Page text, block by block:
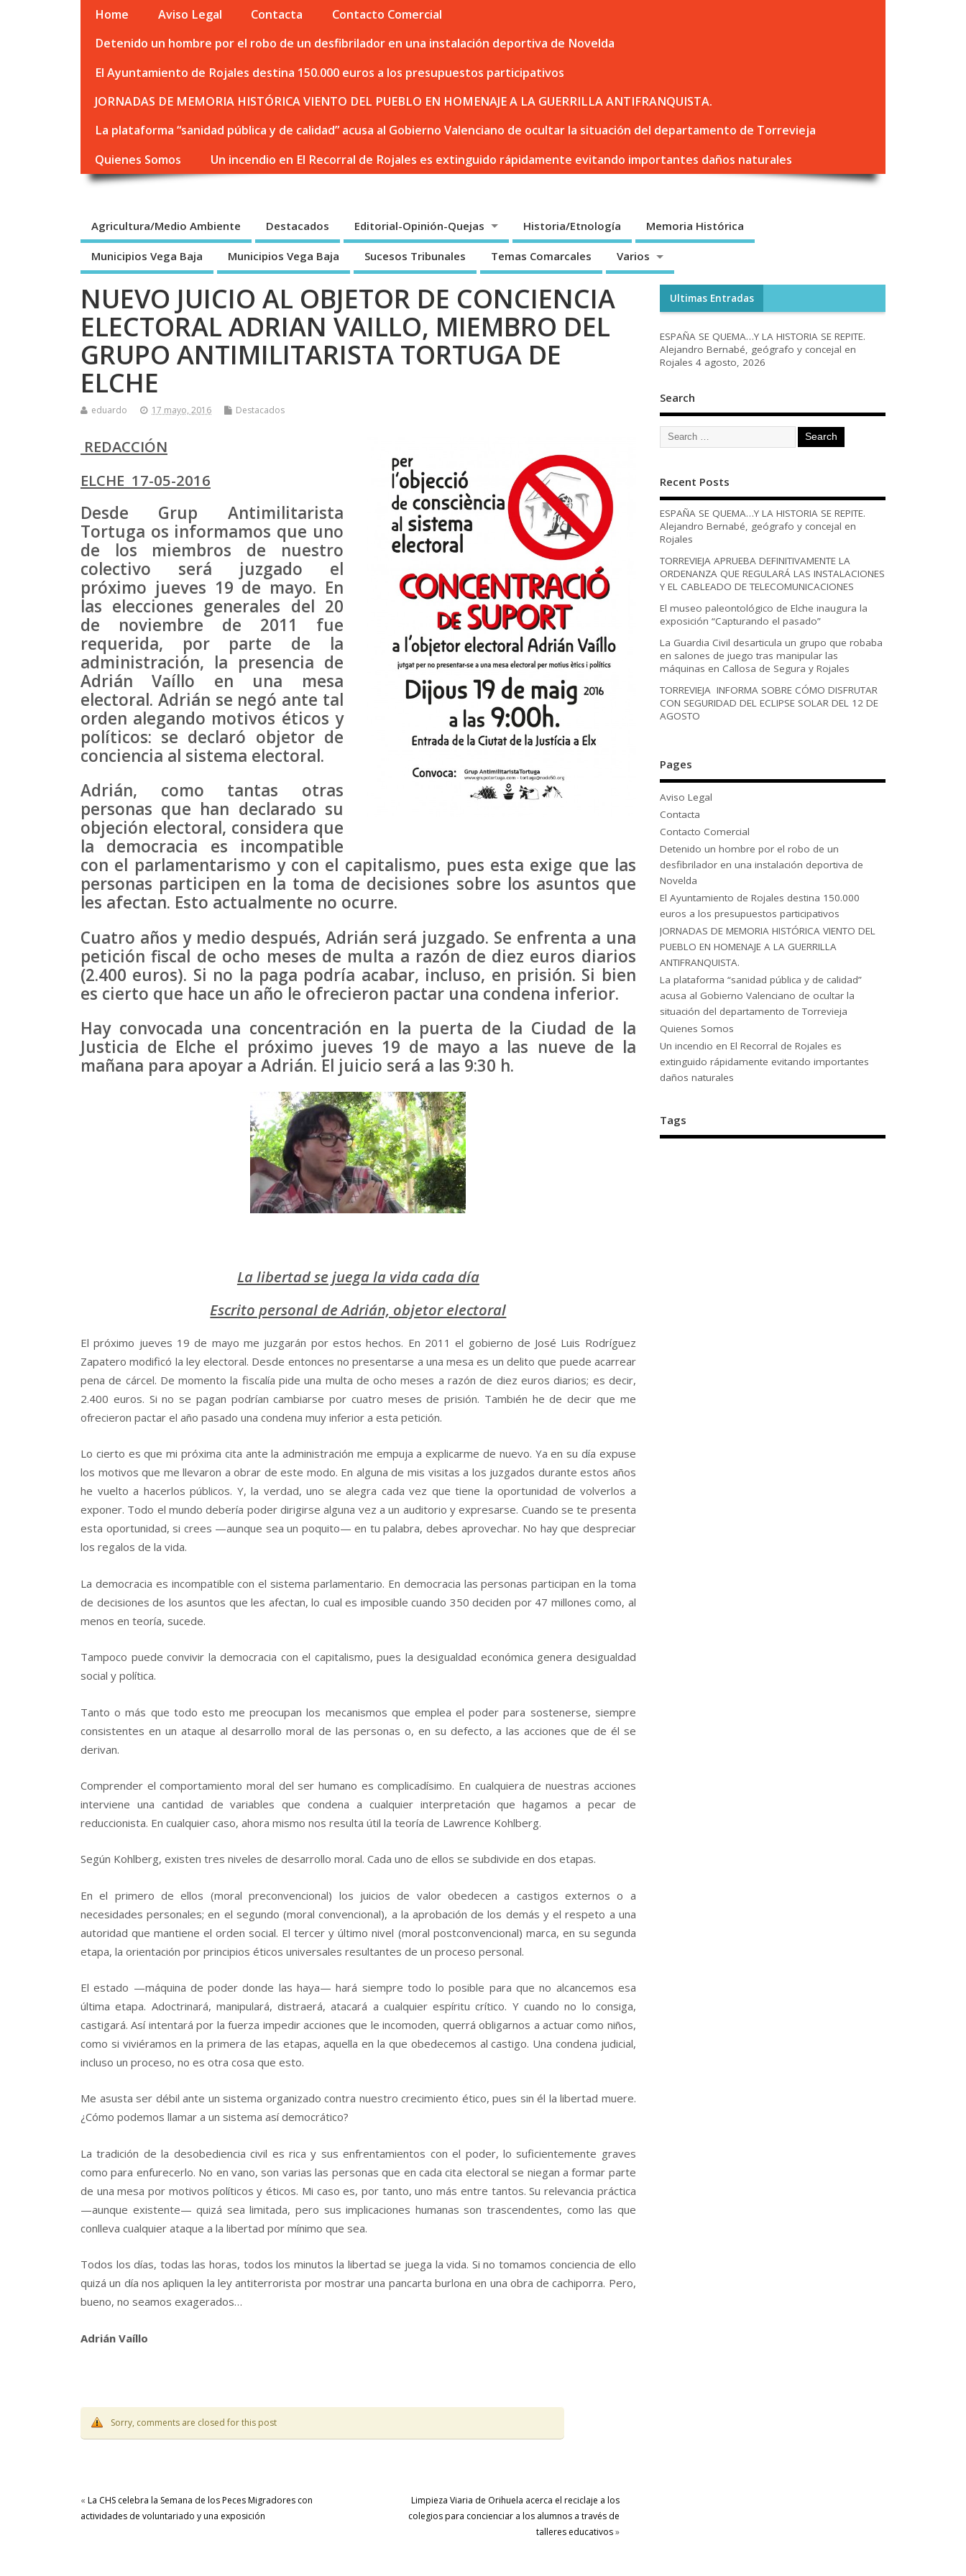
Home Aviso Legal Contacta
Contacto Comercial
Detenido un hombre por el robo de un desfibrilador en una instalación deportiva de Novelda
El Ayuntamiento de Rojales destina 150.000 euros a los presupuestos participativos
JORNADAS DE MEMORIA HISTÓRICA VIENTO DEL PUEBLO EN HOMENAJE A LA GUERRILLA ANTIFRANQUISTA.
La plataforma “sanidad pública y de calidad” acusa al Gobierno Valenciano de ocultar la situación del departamento de Torrevieja
Quienes Somos
Un incendio en El Recorral de Rojales es extinguido rápidamente evitando importantes daños naturales
Agricultura/Medio Ambiente Destacados Editorial-Opinión-Quejas Historia/Etnología Memoria Histórica
Municipios Vega Baja Municipios Vega Baja Sucesos Tribunales Temas Comarcales Varios
NUEVO JUICIO AL OBJETOR DE CONCIENCIA
ELECTORAL ADRIAN VAILLO, MIEMBRO DEL
GRUPO ANTIMILITARISTA TORTUGA DE
ELCHE
eduardo 17 mayo, 2016 Destacados
REDACCIÓN
ELCHE 17-05-2016
Desde Grup Antimilitarista
Tortuga os informamos que uno
de los miembros de nuestro
colectivo será juzgado el
próximo jueves 19 de mayo. En
las elecciones generales del 20
de noviembre de 2011 fue
requerida, por parte de la
administración, la presencia de
Adrián Vaíllo en una mesa
electoral. Adrián se negó ante tal
orden alegando motivos éticos y
políticos: se declaró objetor de
conciencia al sistema electoral.
Adrián, como tantas otras
personas que han declarado su
objeción electoral, considera que
la democracia es incompatible
con el parlamentarismo y con el capitalismo, pues esta exige que las
personas participen en la toma de decisiones sobre los asuntos que
les afectan. Esto actualmente no ocurre.
Cuatro años y medio después, Adrián será juzgado. Se enfrenta a una
petición fiscal de ocho meses de multa a razón de diez euros diarios
(2.400 euros). Si no la paga podría acabar, incluso, en prisión. Si bien
es cierto que hace un año le ofrecieron pactar una condena inferior.
Hay convocada una concentración en la puerta de la Ciudad de la
Justicia de Elche el próximo jueves 19 de mayo a las nueve de la
mañana para apoyar a Adrián. El juicio será a las 9:30 h.
La libertad se juega la vida cada día
Escrito personal de Adrián, objetor electoral
El próximo jueves 19 de mayo me juzgarán por estos hechos. En 2011 el gobierno de José Luis Rodríguez
Zapatero modificó la ley electoral. Desde entonces no presentarse a una mesa es un delito que puede acarrear
pena de cárcel. De momento la fiscalía pide una multa de ocho meses a razón de diez euros diarios; es decir,
2.400 euros. Si no se pagan podrían cambiarse por cuatro meses de prisión. También he de decir que me
ofrecieron pactar el año pasado una condena muy inferior a esta petición.
Lo cierto es que mi próxima cita ante la administración me empuja a explicarme de nuevo. Ya en su día expuse
los motivos que me llevaron a obrar de este modo. En alguna de mis visitas a los juzgados durante estos años
he vuelto a hacerlos públicos. Y, la verdad, uno se alegra cada vez que tiene la oportunidad de volverlos a
exponer. Todo el mundo debería poder dirigirse alguna vez a un auditorio y expresarse. Cuando se te presenta
esta oportunidad, si crees —aunque sea un poquito— en tu palabra, debes aprovechar. No hay que despreciar
los regalos de la vida.
La democracia es incompatible con el sistema parlamentario. En democracia las personas participan en la toma
de decisiones de los asuntos que les afectan, lo cual es imposible cuando 350 deciden por 47 millones como, al
menos en teoría, sucede.
Tampoco puede convivir la democracia con el capitalismo, pues la desigualdad económica genera desigualdad
social y política.
Tanto o más que todo esto me preocupan los mecanismos que emplea el poder para sostenerse, siempre
consistentes en un ataque al desarrollo moral de las personas o, en su defecto, a las acciones que de él se
derivan.
Comprender el comportamiento moral del ser humano es complicadísimo. En cualquiera de nuestras acciones
interviene una cantidad de variables que condena a cualquier interpretación que hagamos a pecar de
reduccionista. En cualquier caso, ahora mismo nos resulta útil la teoría de Lawrence Kohlberg.
Según Kohlberg, existen tres niveles de desarrollo moral. Cada uno de ellos se subdivide en dos etapas.
En el primero de ellos (moral preconvencional) los juicios de valor obedecen a castigos externos o a
necesidades personales; en el segundo (moral convencional), a la aprobación de los demás y el respeto a una
autoridad que mantiene el orden social. El tercer y último nivel (moral postconvencional) marca, en su segunda
etapa, la orientación por principios éticos universales resultantes de un proceso personal.
El estado —máquina de poder donde las haya— hará siempre todo lo posible para que no alcancemos esa
última etapa. Adoctrinará, manipulará, distraerá, atacará a cualquier espíritu crítico. Y cuando no lo consiga,
castigará. Así intentará por la fuerza impedir acciones que le incomoden, querrá obligarnos a actuar como niños,
como si viviéramos en la primera de las etapas, aquella en la que obedecemos al castigo. Una condena judicial,
incluso un proceso, no es otra cosa que esto.
Me asusta ser débil ante un sistema organizado contra nuestro crecimiento ético, pues sin él la libertad muere.
¿Cómo podemos llamar a un sistema así democrático?
La tradición de la desobediencia civil es rica y sus enfrentamientos con el poder, lo suficientemente graves
como para enfurecerlo. No en vano, son varias las personas que en cada cita electoral se niegan a formar parte
de una mesa por motivos políticos y éticos. Mi caso es, por tanto, uno más entre tantos. Su relevancia práctica
—aunque existente— quizá sea limitada, pero sus implicaciones humanas son trascendentes, como las que
conlleva cualquier ataque a la libertad por mínimo que sea.
Todos los días, todas las horas, todos los minutos la libertad se juega la vida. Si no tomamos conciencia de ello
quizá un día nos apliquen la ley antiterrorista por mostrar una pancarta burlona en una obra de cachiporra. Pero,
bueno, no seamos exagerados…
Adrián Vaíllo
Sorry, comments are closed for this post
« La CHS celebra la Semana de los Peces Migradores con
actividades de voluntariado y una exposición
Limpieza Viaria de Orihuela acerca el reciclaje a los
colegios para concienciar a los alumnos a través de
talleres educativos»
Ultimas Entradas
ESPAÑA SE QUEMA…Y LA HISTORIA SE REPITE.
Alejandro Bernabé, geógrafo y concejal en
Rojales 4 agosto, 2026
Search
Recent Posts
ESPAÑA SE QUEMA…Y LA HISTORIA SE REPITE.
Alejandro Bernabé, geógrafo y concejal en
Rojales
TORREVIEJA APRUEBA DEFINITIVAMENTE LA
ORDENANZA QUE REGULARÁ LAS INSTALACIONES
Y EL CABLEADO DE TELECOMUNICACIONES
El museo paleontológico de Elche inaugura la
exposición “Capturando el pasado”
La Guardia Civil desarticula un grupo que robaba
en salones de juego tras manipular las
máquinas en Callosa de Segura y Rojales
TORREVIEJA INFORMA SOBRE CÓMO DISFRUTAR
CON SEGURIDAD DEL ECLIPSE SOLAR DEL 12 DE
AGOSTO
Pages
Aviso Legal
Contacta
Contacto Comercial
Detenido un hombre por el robo de un
desfibrilador en una instalación deportiva de
Novelda
El Ayuntamiento de Rojales destina 150.000
euros a los presupuestos participativos
JORNADAS DE MEMORIA HISTÓRICA VIENTO DEL
PUEBLO EN HOMENAJE A LA GUERRILLA
ANTIFRANQUISTA.
La plataforma “sanidad pública y de calidad”
acusa al Gobierno Valenciano de ocultar la
situación del departamento de Torrevieja
Quienes Somos
Un incendio en El Recorral de Rojales es
extinguido rápidamente evitando importantes
daños naturales
Tags